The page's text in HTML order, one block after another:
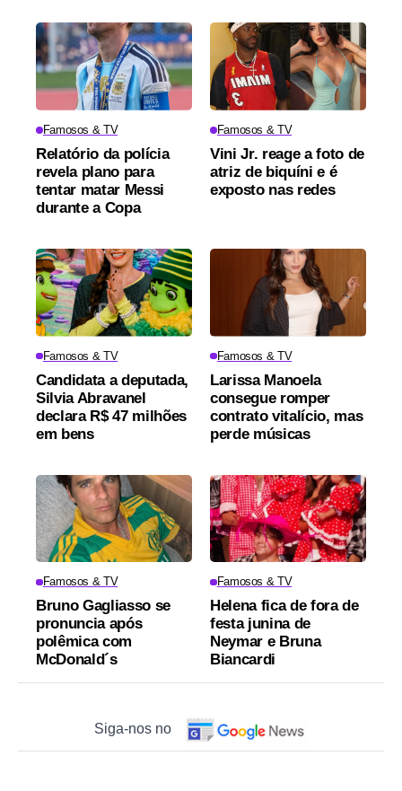
Famosos & TV
Relatório da polícia
revela plano para
tentar matar Messi
durante a Copa
Famosos & TV
Vini Jr. reage a foto de
atriz de biquíni e é
exposto nas redes
Famosos & TV
Candidata a deputada,
Silvia Abravanel
declara R$ 47 milhões
em bens
Famosos & TV
Larissa Manoela
consegue romper
contrato vitalício, mas
perde músicas
Famosos & TV
Bruno Gagliasso se
pronuncia após
polêmica com
McDonald´s
Famosos & TV
Helena fica de fora de
festa junina de
Neymar e Bruna
Biancardi
Siga-nos no